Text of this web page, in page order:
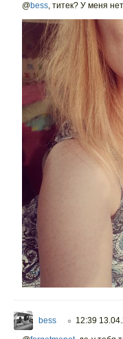
@bess, титек? У меня
bess ○ 12:39